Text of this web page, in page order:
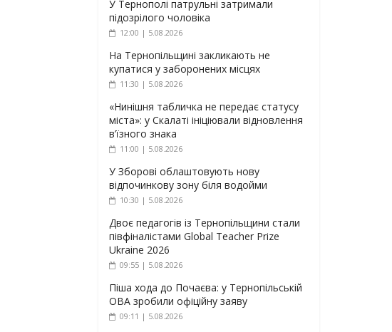
У Тернополі патрульні затримали
підозрілого чоловіка
12:00 | 5.08.2026
На Тернопільщині закликають не
купатися у заборонених місцях
11:30 | 5.08.2026
«Нинішня табличка не передає статусу
міста»: у Скалаті ініціювали відновлення
в’їзного знака
11:00 | 5.08.2026
У Зборові облаштовують нову
відпочинкову зону біля водойми
10:30 | 5.08.2026
Двоє педагогів із Тернопільщини стали
півфіналістами Global Teacher Prize
Ukraine 2026
09:55 | 5.08.2026
Піша хода до Почаєва: у Тернопільській
ОВА зробили офіційну заяву
09:11 | 5.08.2026